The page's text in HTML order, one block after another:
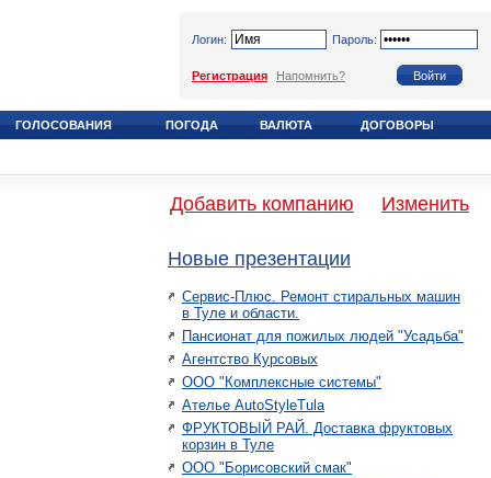
Логин: Пароль:
Регистрация Напомнить?
ГОЛОСОВАНИЯ ПОГОДА ВАЛЮТА ДОГОВОРЫ
Добавить компанию Изменить
Новые презентации
Сервис-Плюс. Ремонт стиральных машин
в Туле и области.
Пансионат для пожилых людей "Усадьба"
Агентство Курсовых
ООО "Комплексные системы"
Ателье AutoStyleTula
ФРУКТОВЫЙ РАЙ. Доставка фруктовых
корзин в Туле
ООО "Борисовский смак"